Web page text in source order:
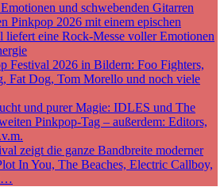
und schwebenden Gitarren
Pinkpop 2026 mit einem epischen
liefert eine Rock-Messe voller Emotionen
Festival 2026 in Bildern: Foo Fighters,
Fat Dog, Tom Morello und noch viele
und purer Magie: IDLES und The
Pinkpop-Tag – außerdem: Editors,
zeigt die ganze Bandbreite moderner
In You, The Beaches, Electric Callboy,